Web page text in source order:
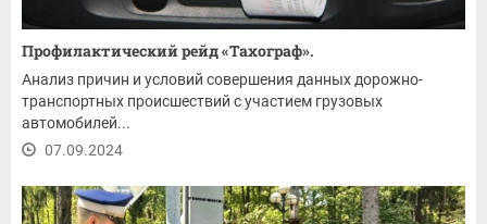
Профилактический рейд «Тахограф».
Анализ причин и условий совершения данных дорожно-
транспортных происшествий с участием грузовых
автомобилей...
07.09.2024